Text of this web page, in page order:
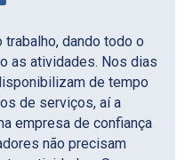
Empresa Multinacional
trabalho, dando todo o
as atividades. Nos dias
de tempo
de serviços, aí a
empresa de confiança
não precisam
São Vicente